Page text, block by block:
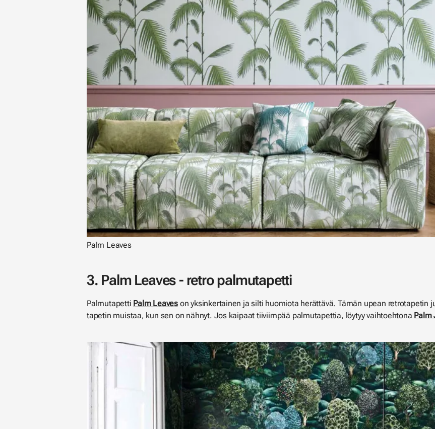
Palm Leaves
3. Palm Leaves - retro palmutapetti
Palmutapetti Palm Leaves on yksinkertainen ja silti huomiota herättävä. Tämän upean retrotapetin
tapetin muistaa, kun sen on nähnyt. Jos kaipaat tiiviimpää palmutapettia, löytyy vaihtoehtona Palm